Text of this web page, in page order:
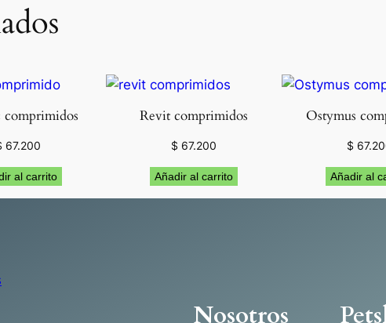
67.200
al carrito
Revit comprimidos
$ 67.200
Añadir al carrito
Ostymus
$
Añadir al
Nosotros